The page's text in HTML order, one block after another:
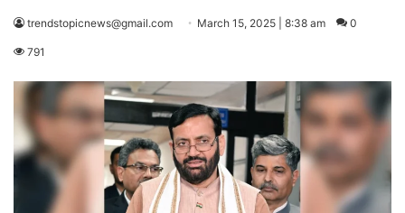
trendstopicnews@gmail.com March 15, 2025 | 8:38 am 0
791